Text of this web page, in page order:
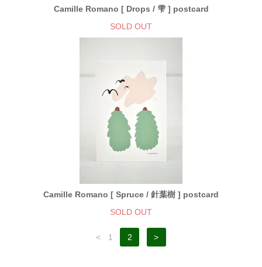
Camille Romano [ Drops / 雫 ] postcard
SOLD OUT
Camille Romano [ Spruce / 針葉樹 ] postcard
SOLD OUT
< 1 2 >